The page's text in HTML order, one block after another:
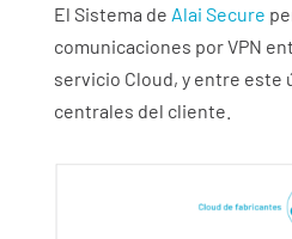
El Sistema de Alai Secure
comunicaciones por VPN
servicio Cloud, y entre este
centrales del cliente.